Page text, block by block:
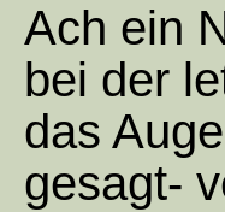
Ach ein
bei der
das
gesagt-